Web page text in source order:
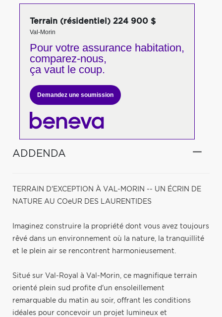
Terrain (résidentiel) 224 900 $
Val-Morin
Pour votreassurance habitation,
comparez-nous,
ça vaut le coup.
Demandez une soumission
ADDENDA
TERRAIN D'EXCEPTION À VAL-MORIN -- UN ÉCRIN DE
NATURE AU COeUR DES LAURENTIDES
Imaginez construire la propriété dont vous avez toujours
rêvé dans un environnement où la nature, la tranquillité
et le plein air se rencontrent harmonieusement.
Situé sur Val-Royal à Val-Morin, ce magnifique terrain
orienté plein sud profite d'un ensoleillement
remarquable du matin au soir, offrant les conditions
idéales pour concevoir un projet lumineux et